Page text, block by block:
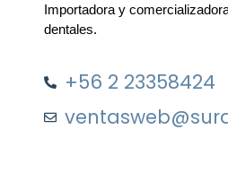
Importadora y
dentales.
+56 2 23358424